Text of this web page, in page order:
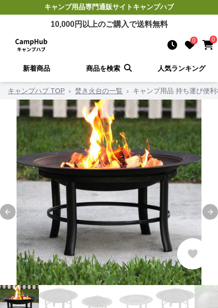
キャンプ用品専門通販サイトキャンプハブ
10,000円以上のご購入で送料無料
0 0
新着商品 商品を検索 人気ランキング
キャンプハブ TOP › 焚き火台の一覧 › キャンプ用品 持ち運び便
Previous slide